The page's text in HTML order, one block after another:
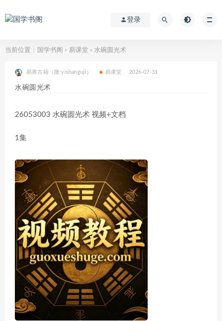
登录
当前位置： 国学书阁 > 易课堂 > 水碗圆光术
易善古籍（微:yishanguji） 易课堂 2026-07-31
水碗圆光术
26053003 水碗圆光术 视频+文档
1集